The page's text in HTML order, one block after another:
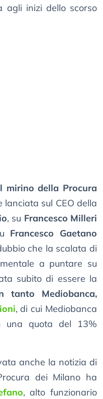
agli inizi dello scorso
mirino della Procura
lanciata sul CEO della
, su Francesco Milleri
Francesco Gaetano
che la scalata di
a puntare su
subito di essere la
tanto Mediobanca,
, di cui Mediobanca
una quota del 13%
anche la notizia di
dei Milano ha
, alto funzionario